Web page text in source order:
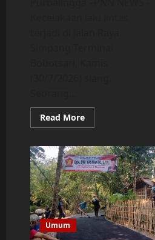
Read MoreRead
more
Bobotsari
Evakuasi
Korban
Laka
Lantas
ke
Rumah
Sakit
Umum